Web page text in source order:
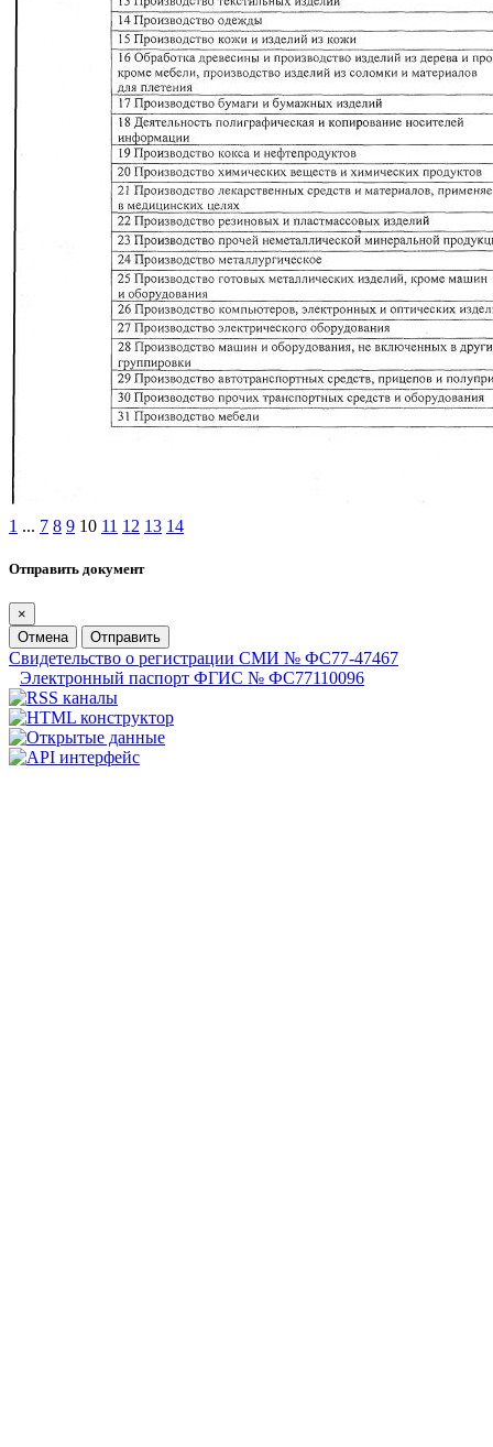
1 ... 7 8 9 10 11 12 13 14
Отправить документ
×
Отмена
Отправить
Свидетельство о регистрации СМИ № ФС77-47467
Электронный паспорт ФГИС № ФС77110096